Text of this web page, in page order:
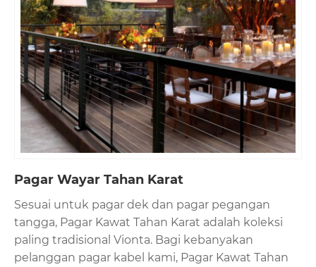
Pagar Wayar Tahan Karat
Sesuai untuk pagar dek dan pagar pegangan
tangga, Pagar Kawat Tahan Karat adalah koleksi
paling tradisional Vionta. Bagi kebanyakan
pelanggan pagar kabel kami, Pagar Kawat Tahan